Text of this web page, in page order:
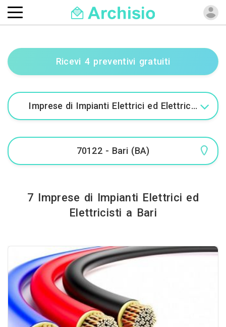
Ricevi 4 preventivi gratuiti
7 Imprese di Impianti Elettrici ed
Elettricisti a Bari